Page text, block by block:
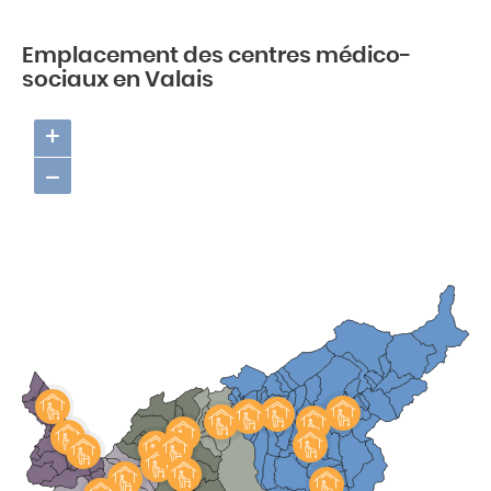
Emplacement des centres médico-
sociaux en Valais
+
−